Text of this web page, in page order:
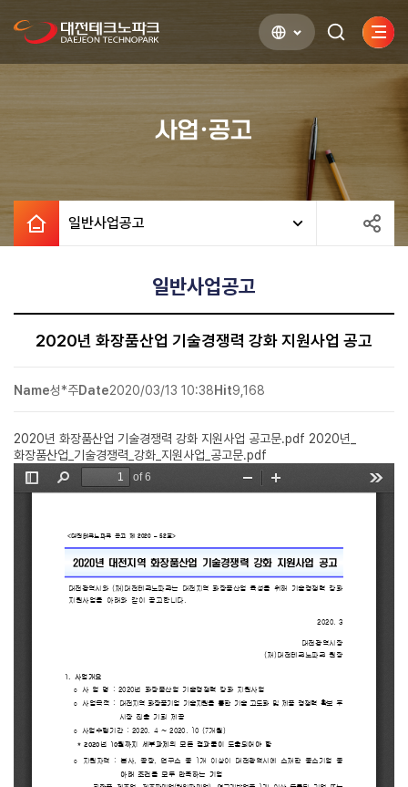
검색하기사이
열기
사업·공고
일반사업공고
일반사업공고
2020년 화장품산업 기술경쟁력 강화 지원사업 공고
Name성*주Date2020/03/13 10:38Hit9,168
2020년 화장품산업 기술경쟁력 강화 지원사업 공고문.pdf 2020년_
화장품산업_기술경쟁력_강화_지원사업_공고문.pdf